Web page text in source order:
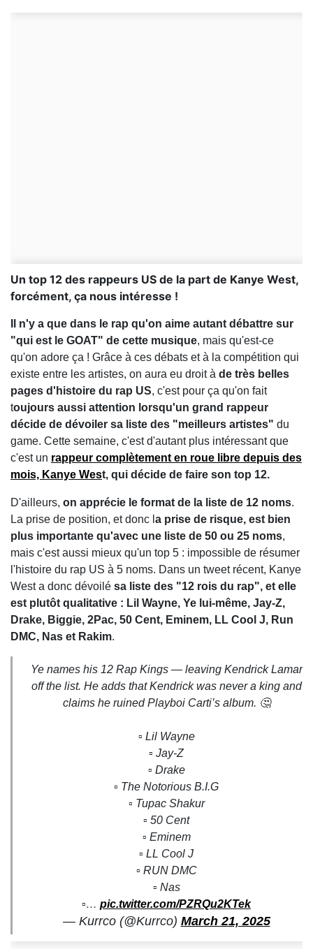
Un top 12 des rappeurs US de la part de Kanye West,
forcément, ça nous intéresse !
Il n'y a que dans le rap qu'on aime autant débattre sur
"qui est le GOAT" de cette musique, mais qu'est-ce
qu'on adore ça ! Grâce à ces débats et à la compétition qui
existe entre les artistes, on aura eu droit à de très belles
pages d'histoire du rap US, c'est pour ça qu'on fait
toujours aussi attention lorsqu'un grand rappeur
décide de dévoiler sa liste des "meilleurs artistes" du
game. Cette semaine, c'est d'autant plus intéressant que
c'est un rappeur complètement en roue libre depuis des
mois, Kanye West, qui décide de faire son top 12.
D'ailleurs, on apprécie le format de la liste de 12 noms.
La prise de position, et donc l a prise de risque, est bien
plus importante qu'avec une liste de 50 ou 25 noms,
mais c'est aussi mieux qu'un top 5 : impossible de résumer
l'histoire du rap US à 5 noms. Dans un tweet récent, Kanye
West a donc dévoilé sa liste des "12 rois du rap", et elle
est plutôt qualitative : Lil Wayne, Ye lui-même, Jay-Z,
Drake, Biggie, 2Pac, 50 Cent, Eminem, LL Cool J, Run
DMC, Nas et Rakim.
Ye names his 12 Rap Kings — leaving Kendrick Lamar
off the list. He adds that Kendrick was never a king and
claims he ruined Playboi Carti’s album. 🤔
▫️ Lil Wayne
▫️ Jay-Z
▫️ Drake
▫️ The Notorious B.I.G
▫️ Tupac Shakur
▫️ 50 Cent
▫️ Eminem
▫️ LL Cool J
▫️ RUN DMC
▫️ Nas
▫️… pic.twitter.com/PZRQu2KTek
— Kurrco (@Kurrco) March 21, 2025